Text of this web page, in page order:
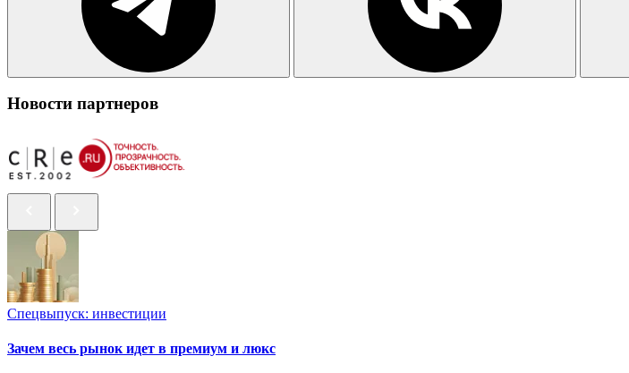
Новости партнеров
Спецвыпуск: инвестиции
Зачем весь рынок идет в премиум и люкс